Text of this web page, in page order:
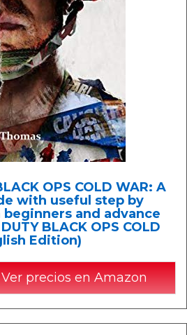
OPS COLD WAR: A
with useful step by
and advance
BLACK OPS COLD
Edition)
precios en Amazon